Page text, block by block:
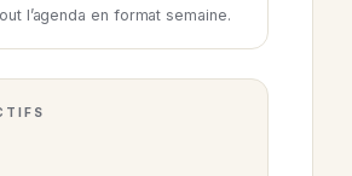
l’agenda en format semaine.